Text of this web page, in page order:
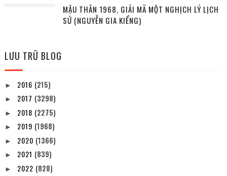
MẬU THÂN 1968, GIẢI MÃ MỘT NGHỊCH LÝ LỊCH
SỬ (NGUYỄN GIA KIỂNG)
LƯU TRỮ BLOG
► 2016 (215)
► 2017 (3298)
► 2018 (2275)
► 2019 (1968)
► 2020 (1366)
► 2021 (839)
► 2022 (828)